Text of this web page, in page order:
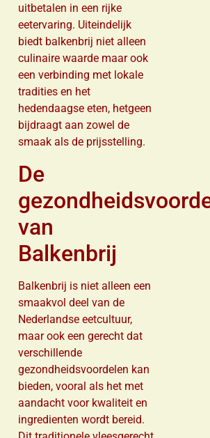
uitbetalen in een rijke
eetervaring. Uiteindelijk
biedt balkenbrij niet alleen
culinaire waarde maar ook
een verbinding met lokale
tradities en het
hedendaagse eten, hetgeen
bijdraagt aan zowel de
smaak als de prijsstelling.
De
van
Balkenbrij
Balkenbrij is niet alleen een
smaakvol deel van de
Nederlandse eetcultuur,
maar ook een gerecht dat
verschillende
gezondheidsvoordelen kan
bieden, vooral als het met
aandacht voor kwaliteit en
ingredienten wordt bereid.